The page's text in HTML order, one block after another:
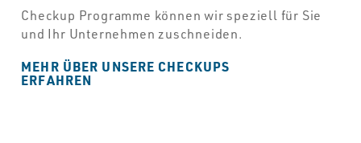
Checkup Programme können wir speziell für Sie
und Ihr Unternehmen zuschneiden.
MEHR ÜBER UNSERE CHECKUPS
ERFAHREN